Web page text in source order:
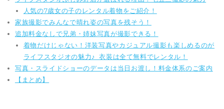
人気の7歳女の子のレンタル着物をご紹介！
家族撮影でみんなで晴れ姿の写真を残そう！
追加料金なしで兄弟・姉妹写真が撮影できる！
着物だけじゃない！洋装写真やカジュアル撮影も楽しめるのが
ライフスタジオの魅力♪ 衣装は全て無料でレンタル！
写真・スライドショーのデータは当日お渡し！料金体系のご案内
【まとめ】